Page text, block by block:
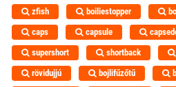
zfish boiliestopper
caps
capsule
supershort
shortback
rövidujjú
bojlifűzőtű